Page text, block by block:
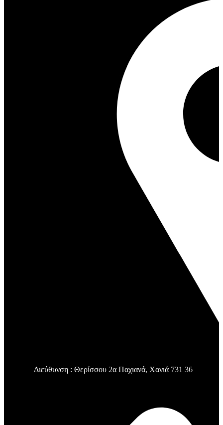
Διεύθυνση : Θερίσσου 2α Παχιανά, Χανιά 731 36